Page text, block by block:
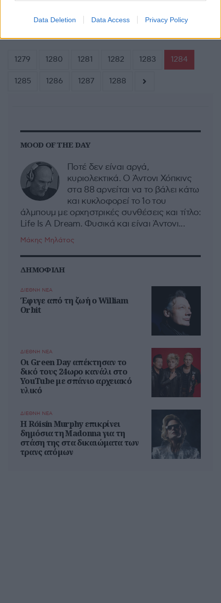
Data Deletion Data Access Privacy Policy
1279 1280 1281 1282 1283 1284
1285 1286 1287 1288
MOOD OF THE DAY
Ποτέ δεν είναι αργά,
κυριολεκτικά. Ο Άντονι Χόπκινς
στα 88 αρνείται να το βάλει κάτω
και κυκλοφορεί το 1ο του
άλμπουμ με ορχηστρικές συνθέσεις και τίτλο:
Life Is A Dream. Φυσικά και είναι Άντονι...
Μάκης Μηλάτος
ΔΗΜΟΦΙΛΗ
ΔΙΕΘΝΗ ΝΕΑ
Έφυγε από τη ζωή ο William
Orbit
ΔΙΕΘΝΗ ΝΕΑ
Οι Green Day απέκτησαν το
δικό τους 24ωρο κανάλι στο
YouTube με σπάνιο αρχειακό
υλικό
ΔΙΕΘΝΗ ΝΕΑ
Η Róisín Murphy επικρίνει
δημόσια τη Madonna για τη
στάση της στα δικαιώματα των
τρανς ατόμων